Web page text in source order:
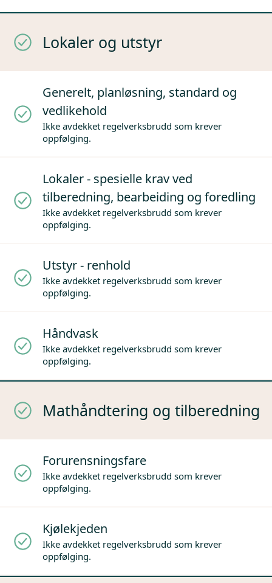
Lokaler og utstyr
Generelt, planløsning, standard og
vedlikehold
Ikke avdekket regelverksbrudd som krever
oppfølging.
Lokaler - spesielle krav ved
tilberedning, bearbeiding og foredling
Ikke avdekket regelverksbrudd som krever
oppfølging.
Utstyr - renhold
Ikke avdekket regelverksbrudd som krever
oppfølging.
Håndvask
Ikke avdekket regelverksbrudd som krever
oppfølging.
Mathåndtering og tilberedning
Forurensningsfare
Ikke avdekket regelverksbrudd som krever
oppfølging.
Kjølekjeden
Ikke avdekket regelverksbrudd som krever
oppfølging.